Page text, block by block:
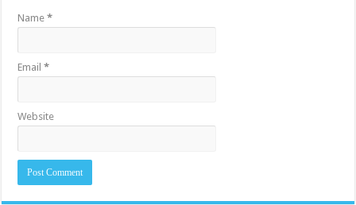
Name*
Email*
Website